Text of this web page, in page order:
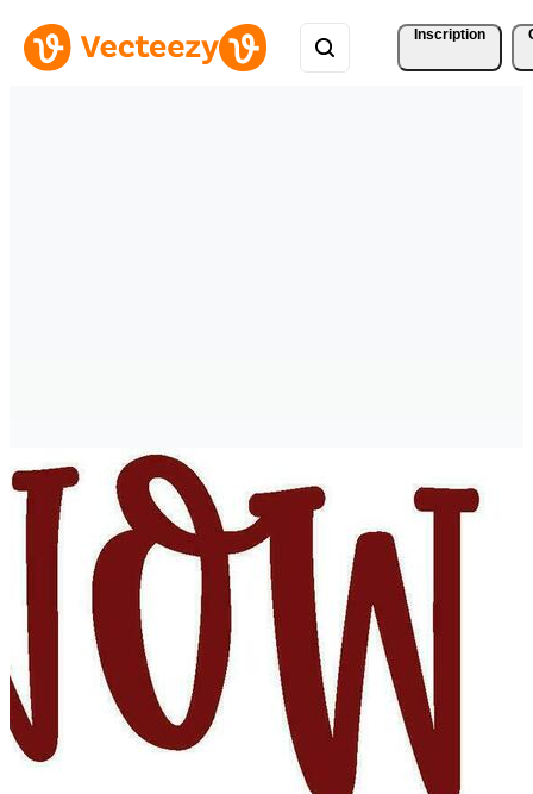
Inscription